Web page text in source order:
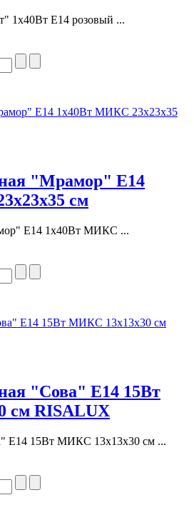
1х40Вт Е14 розовый ...
"Мрамор" Е14
см
Е14 1х40Вт МИКС ...
"Сова" Е14 15Вт
см RISALUX
Е14 15Вт МИКС 13х13х30 см ...